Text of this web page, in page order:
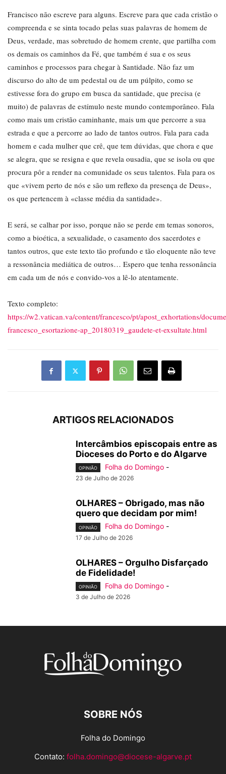
Francisco não escreve para alguns. Escreve para que cada cristão o
compreenda e se sinta tocado pelas suas palavras de homem de
Deus, verdade, mas sobretudo de homem crente, que partilha com
os demais os caminhos da Fé, que também é sua e os seus
caminhos e processos para chegar à Santidade. Não faz um
discurso do alto de um pedestal ou de um púlpito, como se
estivesse fora do grupo em busca da santidade, que precisa (e
muito) de palavras de estímulo neste mundo contemporâneo. Fala
como mais um cristão caminhante, mais um que percorre a sua
estrada e que a percorre ao lado de tantos outros. Fala para cada
homem e cada mulher que crê, que tem dúvidas, que chora e que
se alegra, que se resigna e que revela ousadia, que se isola ou que
procura pôr a render na comunidade os seus talentos. Fala para os
que «vivem perto de nós e são um reflexo da presença de Deus»,
os que pertencem à «classe média da santidade».
E será, se calhar por isso, porque não se perde em temas sonoros,
como a bioética, a sexualidade, o casamento dos sacerdotes e
tantos outros, que este texto tão profundo e tão eloquente não teve
a ressonância mediática de outros… Espero que tenha ressonância
em cada um de nós e convido-vos a lê-lo atentamente.
Texto completo:
https://w2.vatican.va/content/francesco/pt/apost_exhortations/
francesco_esortazione-ap_20180319_gaudete-et-exsultate.html
ARTIGOS RELACIONADOS
Intercâmbios episcopais entre as
Dioceses do Porto e do Algarve
OPINIÃO Folha do Domingo -
23 de Julho de 2026
OLHARES – Obrigado, mas não
quero que decidam por mim!
OPINIÃO Folha do Domingo -
17 de Julho de 2026
OLHARES – Orgulho Disfarçado
de Fidelidade!
OPINIÃO Folha do Domingo -
3 de Julho de 2026
SOBRE NÓS
Folha do Domingo
Contato: folha.domingo@diocese-algarve.pt